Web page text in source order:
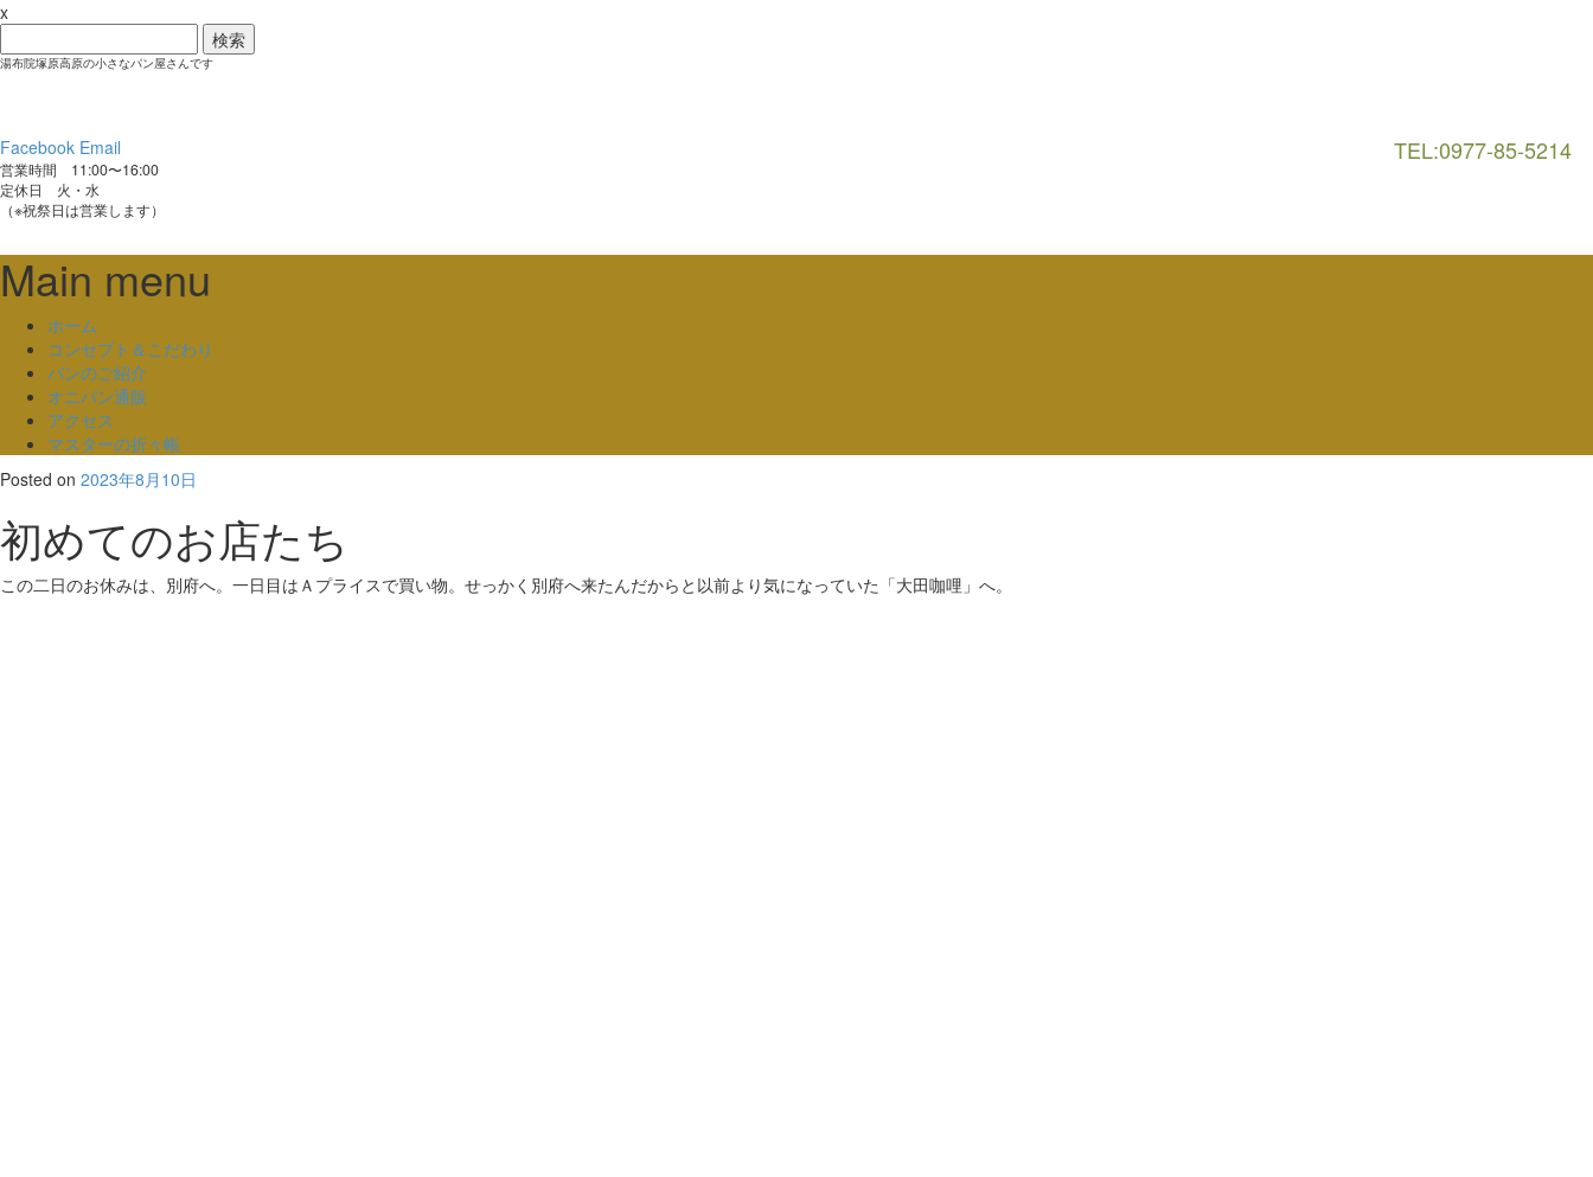
x
索:
湯布院塚原高原の小さなパン屋さんです
TEL:0977-85-5214
Facebook Email
営業時間 11:00〜16:00
定休日 火・水
（※祝祭日は営業します）
Main menu
Skip
content
ホーム
コンセプト＆こだわり
パンのご紹介
オニパン通販
アクセス
マスターの折々帳
Posted on 2023年8月10日
初めてのお店たち
この二日のお休みは、別府へ。一日目はＡプライスで買い物。せっかく別府へ来たんだからと以前より気になっていた「大田咖哩」へ。